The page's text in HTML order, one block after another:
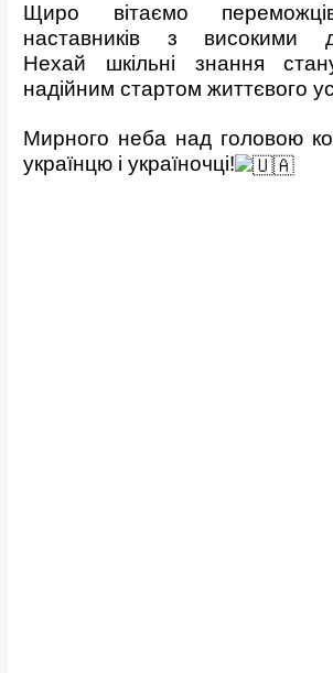
Щиро вітаємо
наставників з високими
Нехай шкільні знання
надійним стартом життєвого
Мирного неба над головою
українцю і україночці!